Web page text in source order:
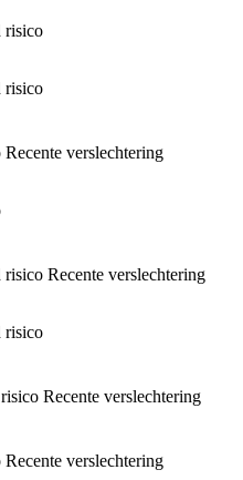
risico
risico
Recente verslechtering
risico Recente verslechtering
risico
Recente verslechtering
Recente verslechtering